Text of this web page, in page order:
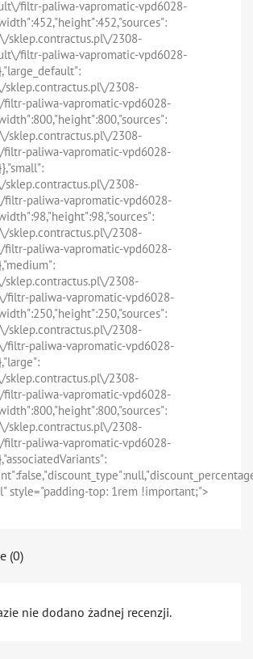
filtr-paliwa-vapromatic-vpd6028-
sklep.contractus.pl\/2308-
filtr-paliwa-vapromatic-vpd6028-
2308-
paliwa-vapromatic-vpd6028-
sklep.contractus.pl\/2308-
paliwa-vapromatic-vpd6028-
2308-
filtr-paliwa-vapromatic-vpd6028-
sklep.contractus.pl\/2308-
filtr-paliwa-vapromatic-vpd6028-
2308-
filtr-paliwa-vapromatic-vpd6028-
sklep.contractus.pl\/2308-
filtr-paliwa-vapromatic-vpd6028-
2308-
paliwa-vapromatic-vpd6028-
sklep.contractus.pl\/2308-
paliwa-vapromatic-vpd6028-
style="padding-top: 1rem !important;">
(0)
nie dodano żadnej recenzji.